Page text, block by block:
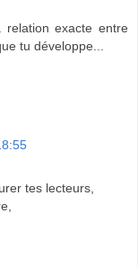
exacte entre
tu développe...
tes lecteurs,